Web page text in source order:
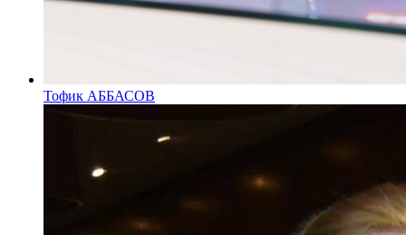
Тофик АББАСОВ